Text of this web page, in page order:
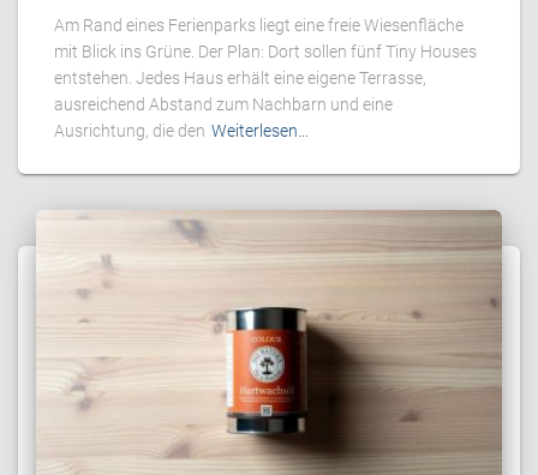
Am Rand eines Ferienparks liegt eine freie Wiesenfläche
mit Blick ins Grüne. Der Plan: Dort sollen fünf Tiny Houses
entstehen. Jedes Haus erhält eine eigene Terrasse,
ausreichend Abstand zum Nachbarn und eine
Ausrichtung, die den Weiterlesen…